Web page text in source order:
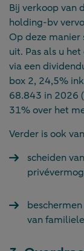
Bij verkoop van
holding-bv
Op deze
uit. Pas als u
via een
box 2, 24,5%
68.843 in 2026
31% over het
Verder is ook
scheiden
van